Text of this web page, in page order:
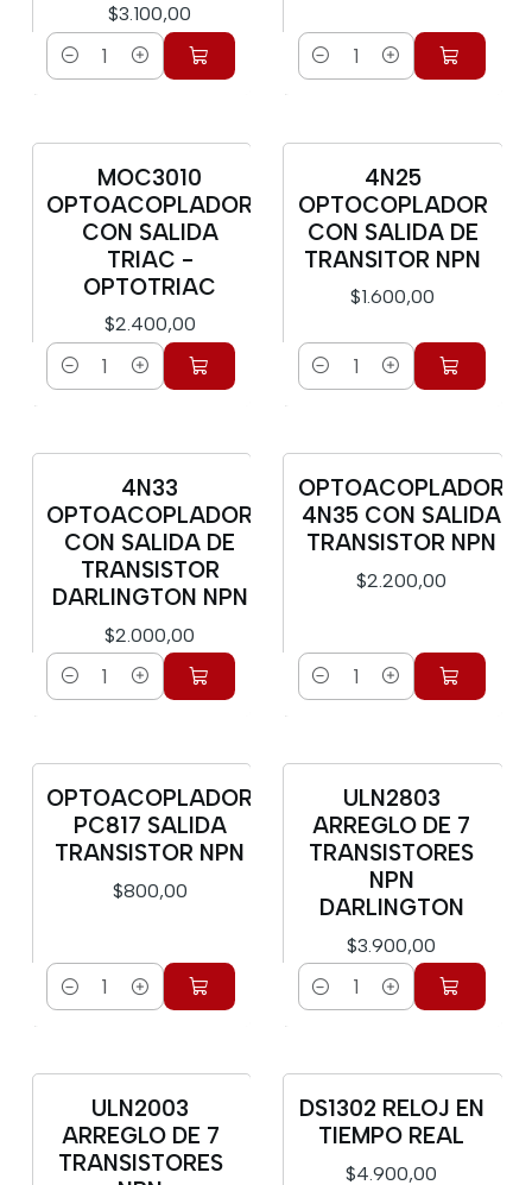
$3.100,00
Cantidad Cantidad
MOC3010
OPTOACOPLADOR
CON SALIDA
TRIAC -
OPTOTRIAC
$2.400,00
Cantidad
4N25
OPTOCOPLADOR
CON SALIDA DE
TRANSITOR NPN
$1.600,00
Cantidad
4N33
OPTOACOPLADOR
CON SALIDA DE
TRANSISTOR
DARLINGTON NPN
$2.000,00
Cantidad
OPTOACOPLADOR
4N35 CON SALIDA
TRANSISTOR NPN
$2.200,00
Cantidad
OPTOACOPLADOR
PC817 SALIDA
TRANSISTOR NPN
$800,00
Cantidad
ULN2803
ARREGLO DE 7
TRANSISTORES
NPN
DARLINGTON
$3.900,00
Cantidad
ULN2003
ARREGLO DE 7
TRANSISTORES
DS1302 RELOJ EN
TIEMPO REAL
$4.900,00